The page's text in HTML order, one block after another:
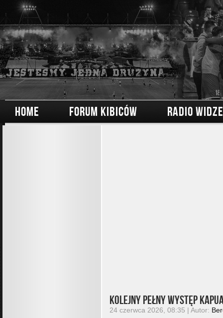
HOME FORUM KIBICÓW RADIO
Kolejny pełny występ
24 czerwca 2026, 08:35 | Autor: